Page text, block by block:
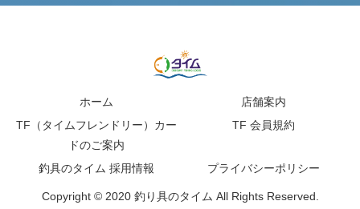
ホーム
店舗案内
TF（タイムフレンドリー）カー
ドのご案内
TF 会員規約
釣具のタイム 採用情報 プライバシーポリシー
Copyright © 2020 釣り具のタイム All Rights Reserved.